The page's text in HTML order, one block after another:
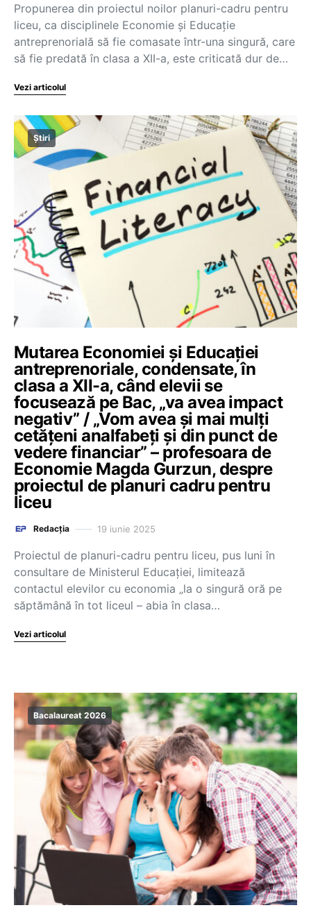
Propunerea din proiectul noilor planuri-cadru pentru
liceu, ca disciplinele Economie și Educație
antreprenorială să fie comasate într-una singură, care
să fie predată în clasa a XII-a, este criticată dur de…
Vezi articolul
Știri
Mutarea Economiei și Educației
antreprenoriale, condensate, în
clasa a XII-a, când elevii se
focusează pe Bac, „va avea impact
negativ” / „Vom avea și mai mulți
cetățeni analfabeți și din punct de
vedere financiar” – profesoara de
Economie Magda Gurzun, despre
proiectul de planuri cadru pentru
liceu
Redacția 19 iunie 2025
Proiectul de planuri-cadru pentru liceu, pus luni în
consultare de Ministerul Educației, limitează
contactul elevilor cu economia „la o singură oră pe
săptămână în tot liceul – abia în clasa…
Vezi articolul
Bacalaureat 2026